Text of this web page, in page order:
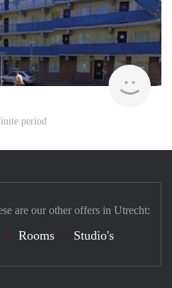
period
are our other offers in Utrecht:
Rooms Studio's